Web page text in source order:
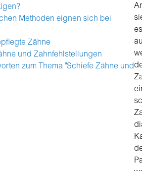
Methoden eignen sich bei
Zähne
und Zahnfehlstellungen
zum Thema "Schiefe Zähne und
es